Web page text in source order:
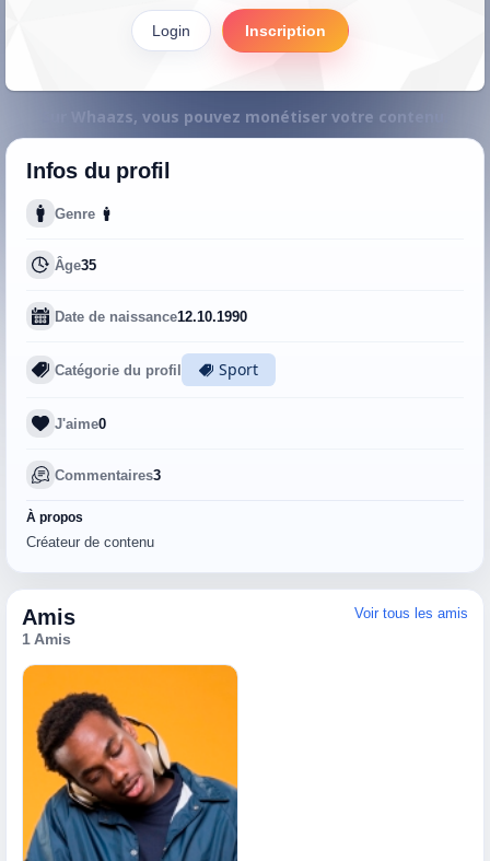
Login Inscription
Sur Whaazs, vous pouvez monétiser votre contenu.
Infos du profil
Genre
Âge35
Date de naissance12.10.1990
Catégorie du profil Sport
J'aime0
Commentaires3
À propos
Créateur de contenu
Amis
1 Amis
Voir tous les amis